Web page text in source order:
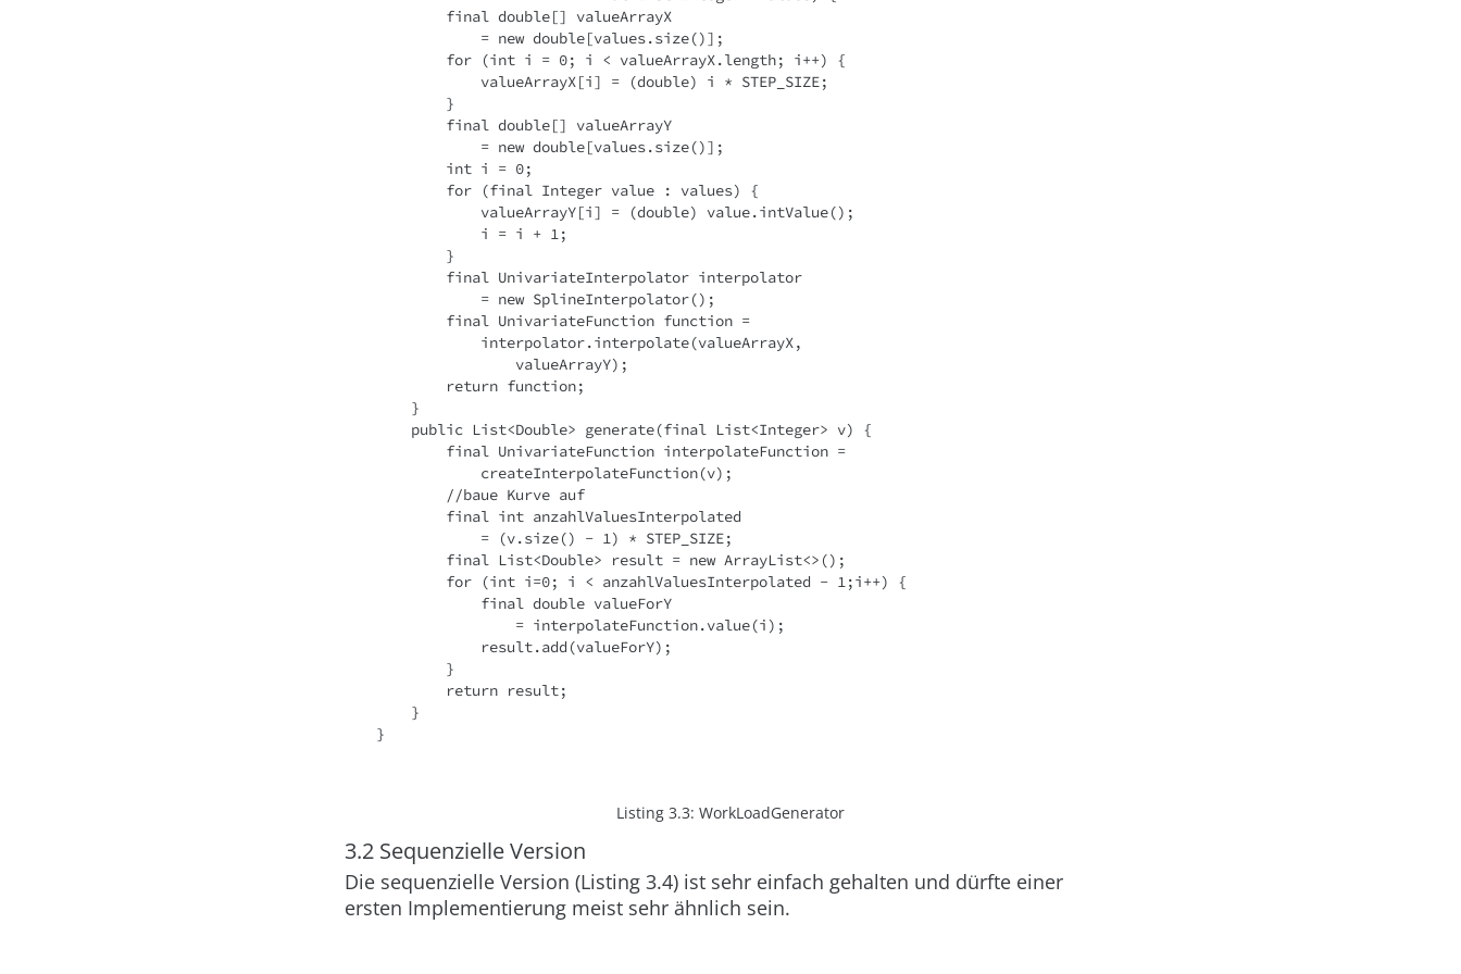
        final double[] valueArrayX
            = new double[values.size()];
        for (int i = 0; i < valueArrayX.length; i++) {
            valueArrayX[i] = (double) i * STEP_SIZE;
        }
        final double[] valueArrayY
            = new double[values.size()];
        int i = 0;
        for (final Integer value : values) {
            valueArrayY[i] = (double) value.intValue();
            i = i + 1;
        }
        final UnivariateInterpolator interpolator
            = new SplineInterpolator();
        final UnivariateFunction function =
            interpolator.interpolate(valueArrayX,
                valueArrayY);
        return function;
    }
    public List<Double> generate(final List<Integer> v) {
        final UnivariateFunction interpolateFunction =
            createInterpolateFunction(v);
        //baue Kurve auf
        final int anzahlValuesInterpolated
            = (v.size() - 1) * STEP_SIZE;
        final List<Double> result = new ArrayList<>();
        for (int i=0; i < anzahlValuesInterpolated - 1;i++) {
            final double valueForY
                = interpolateFunction.value(i);
            result.add(valueForY);
        }
        return result;
    }
}
Listing 3.3: WorkLoadGenerator
3.2 Sequenzielle Version
Die sequenzielle Version (Listing 3.4) ist sehr einfach gehalten und dürfte einer
ersten Implementierung meist sehr ähnlich sein.